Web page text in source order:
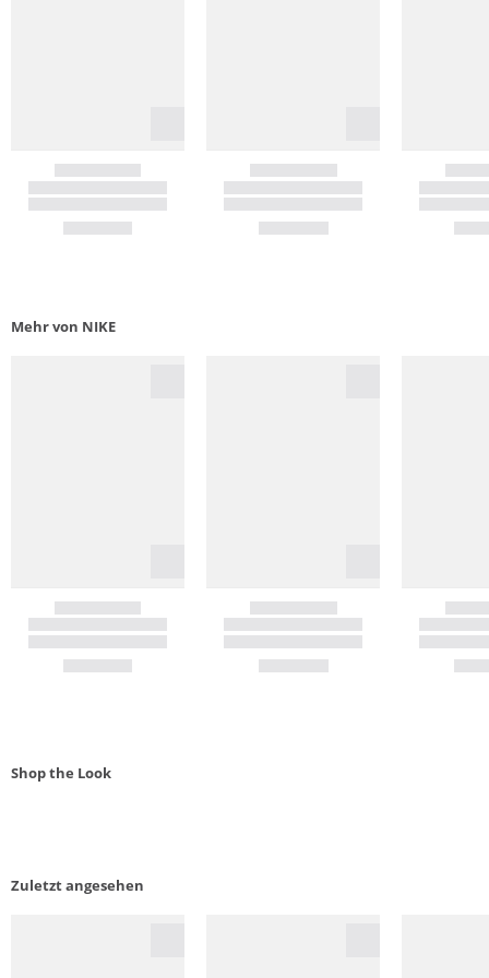
Mehr von NIKE
Shop the Look
Zuletzt angesehen